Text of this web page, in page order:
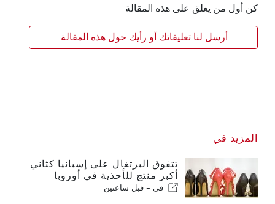
كن أول من يعلق على هذه المقالة
أرسل لنا تعليقاتك أو رأيك حول هذه المقالة.
المزيد في
تتفوق البرتغال على إسبانيا كثاني
أكبر منتج للأحذية في أوروبا
في - قبل ساعتين